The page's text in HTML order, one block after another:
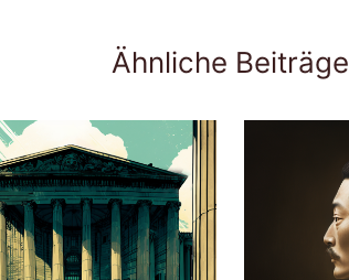
Ähnliche Beiträge